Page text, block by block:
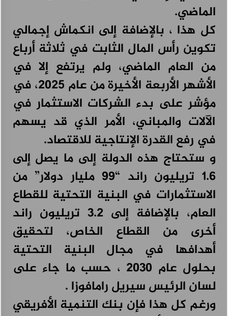
الماضي.
كل هذا ، بالإضافة إلى انكماش إجمالي
تكوين رأس المال الثابت في ثلاثة أرباع
من العام الماضي، ولم يرتفع إلا في
الأشهر الأربعة الأخيرة من عام 2025، في
مؤشر على بدء الشركات الاستثمار في
الآلات والمباني، الأمر الذي قد يسهم
في رفع القدرة الإنتاجية للاقتصاد.
و ستحتاج هذه الدولة إلى ما يصل إلى
1.6 تريليون راند “99 مليار دولار” من
الاستثمارات في البنية التحتية للقطاع
العام، بالإضافة إلى 3.2 تريليون راند
أخرى من القطاع الخاص، لتحقيق
أهدافها في مجال البنية التحتية
بحلول عام 2030 ، حسب ما جاء على
لسان الرئيس سيريل رامافوزا .
ورغم كل هذا فإن بنك التنمية الأفريقي